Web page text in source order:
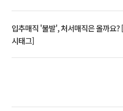
입추매직 '불발', 처서매직은 올까요?
시태그]